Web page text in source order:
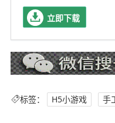
立即下载
标签： H5小游戏 手